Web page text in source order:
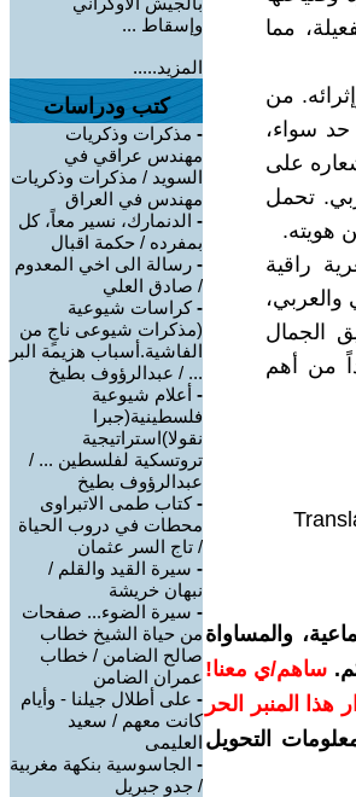
مما
من
حد سواء،
على
تحمل
هويته.
راقية
الجمال
من أهم
والمساواة
ساهم/ي معنا!
هذا المنبر الحر
التحويل
وإسقاط ...
المزيد.....
كتب ودراسات
- مذكرات وذكريات
مهندس عراقي في
السويد / مذكرات وذكريات
مهندس في العراق
- الدنمارك، نسير معاً، كل
بمفرده / حكمة اقبال
- رسالة الى اخي المعدوم
/ صادق العلي
-كراسات شيوعية
(مذكرات شيوعى ناجٍ من
الفاشية.أسباب هزيمة البر
... / عبدالرؤوف بطيخ
- أعلام شيوعية
فلسطينية(جبرا
نقولا)استراتيجية
تروتسكية لفلسطين ... /
عبدالرؤوف بطيخ
-كتاب طمى الاتبراوى
محطات في دروب الحياة
/ تاج السر عثمان
- سيرة القيد والقلم /
نبهان خريشة
- سيرة الضوء... صفحات
من حياة الشيخ خطاب
صالح الضامن / خطاب
عمران الضامن
- على أطلال جيلنا - وأيام
كانت معهم / سعيد
العليمى
- الجاسوسية بنكهة مغربية
/ جدو جبريل